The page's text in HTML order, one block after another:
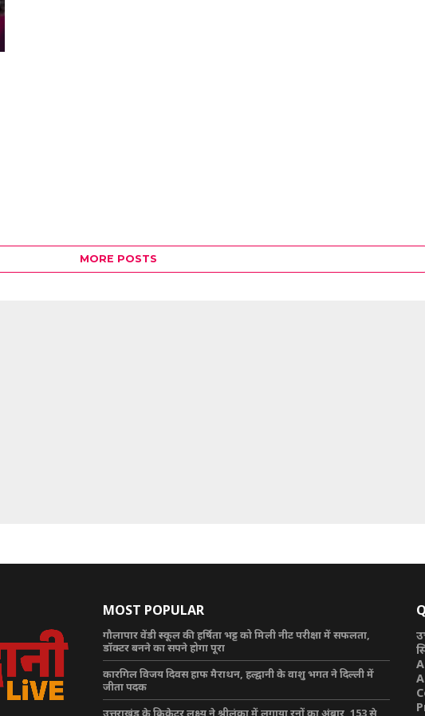
MORE POSTS
MOST POPULAR
गौलापार वेंडी स्कूल की हर्षिता भट्ट को मिली नीट परीक्षा में सफलता,
डॉक्टर बनने का सपने होगा पूरा
कारगिल विजय दिवस हाफ मैराथन, हल्द्वानी के वाशु भगत ने दिल्ली में
जीता पदक
उत्तराखंड के क्रिकेटर लक्ष्य ने श्रीलंका में लगाया रनों का अंबार, 153 से